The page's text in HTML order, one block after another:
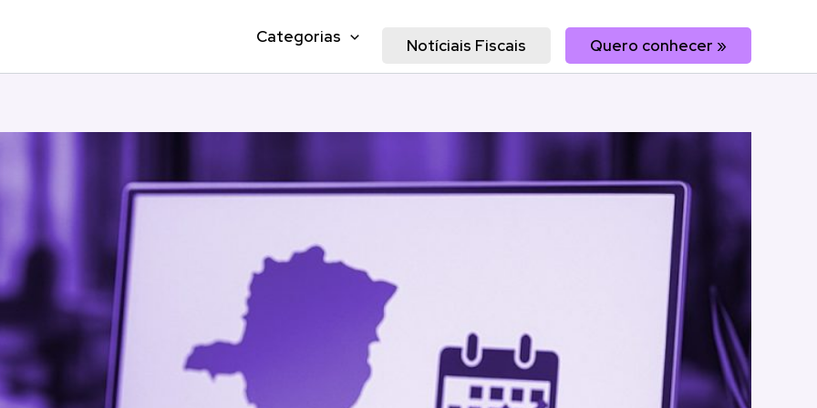
Categorias Notíciais Fiscais Quero conhecer »